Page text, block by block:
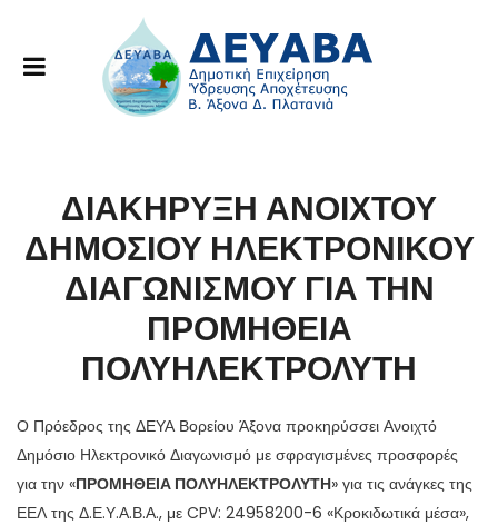
ΔΙΑΚΗΡΥΞΗ ΑΝΟΙΧΤΟΥ
ΔΗΜΟΣΙΟΥ ΗΛΕΚΤΡΟΝΙΚΟΥ
ΔΙΑΓΩΝΙΣΜΟΥ ΓΙΑ ΤΗΝ
ΠΡΟΜΗΘΕΙΑ
ΠΟΛΥΗΛΕΚΤΡΟΛΥΤΗ
Ο Πρόεδρος της ΔΕΥΑ Βορείου Άξονα προκηρύσσει Ανοιχτό
Δημόσιο Ηλεκτρονικό Διαγωνισμό με σφραγισμένες προσφορές
για την «ΠΡΟΜΗΘΕΙΑ ΠΟΛΥΗΛΕΚΤΡΟΛΥΤΗ» για τις ανάγκες της
ΕΕΛ της Δ.Ε.Υ.Α.Β.Α., με CPV: 24958200-6 «Κροκιδωτικά μέσα»,